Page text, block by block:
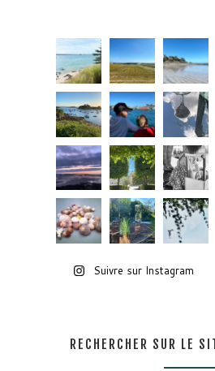
Suivre sur Instagram
RECHERCHER SUR LE